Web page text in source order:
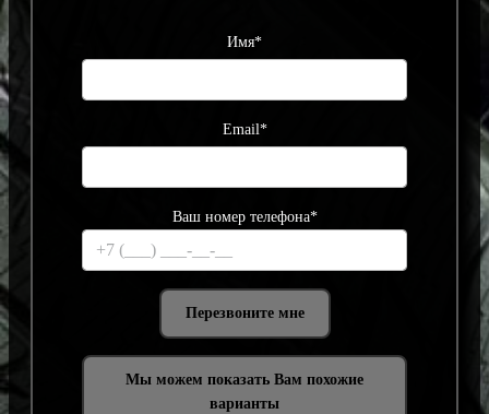
Имя*
Email*
Ваш номер телефона*
Мы можем показать Вам похожие
варианты